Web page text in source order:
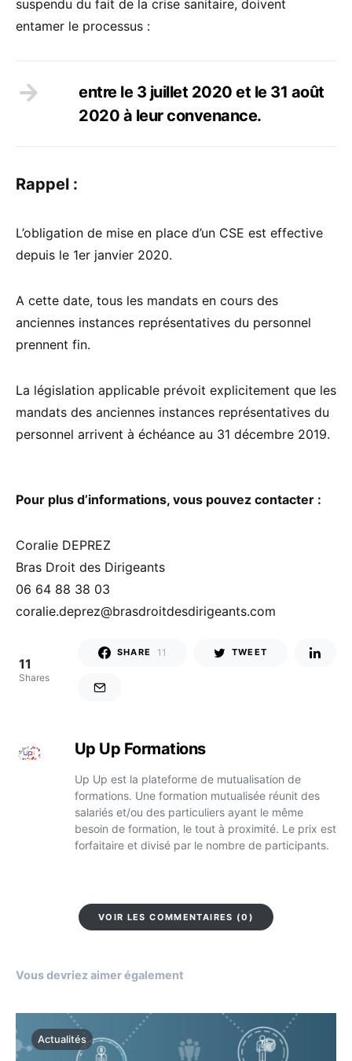
suspendu du fait de la crise sanitaire, doivent
entamer le processus :
entre le 3 juillet 2020 et le 31 août
2020 à leur convenance.
Rappel :
L’obligation de mise en place d’un CSE est effective
depuis le 1er janvier 2020.
A cette date, tous les mandats en cours des
anciennes instances représentatives du personnel
prennent fin.
La législation applicable prévoit explicitement que les
mandats des anciennes instances représentatives du
personnel arrivent à échéance au 31 décembre 2019.
Pour plus d’informations, vous pouvez contacter :
Coralie DEPREZ
Bras Droit des Dirigeants
06 64 88 38 03
coralie.deprez@brasdroitdesdirigeants.com
11
Shares
SHARE 11 TWEET
Up Up Formations
Up Up est la plateforme de mutualisation de
formations. Une formation mutualisée réunit des
salariés et/ou des particuliers ayant le même
besoin de formation, le tout à proximité. Le prix est
forfaitaire et divisé par le nombre de participants.
VOIR LES COMMENTAIRES (0)
Vous devriez aimer également
Actualités